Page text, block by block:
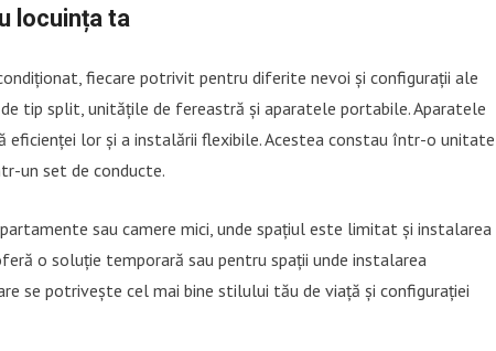
locuința ta
fiecare potrivit pentru diferite nevoi și configurații ale
tip split, unitățile de fereastră și aparatele portabile. Aparatele
lor și a instalării flexibile. Acestea constau într-o unitate
un set de conducte.
sau camere mici, unde spațiul este limitat și instalarea
o soluție temporară sau pentru spații unde instalarea
se potrivește cel mai bine stilului tău de viață și configurației